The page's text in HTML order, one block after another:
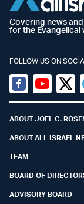
Covering news
for the Evangelical
FOLLOW US ON
Facebook
Youtube
ABOUT JOEL C.
ABOUT ALL ISRAEL
TEAM
BOARD OF
ADVISORY BOARD